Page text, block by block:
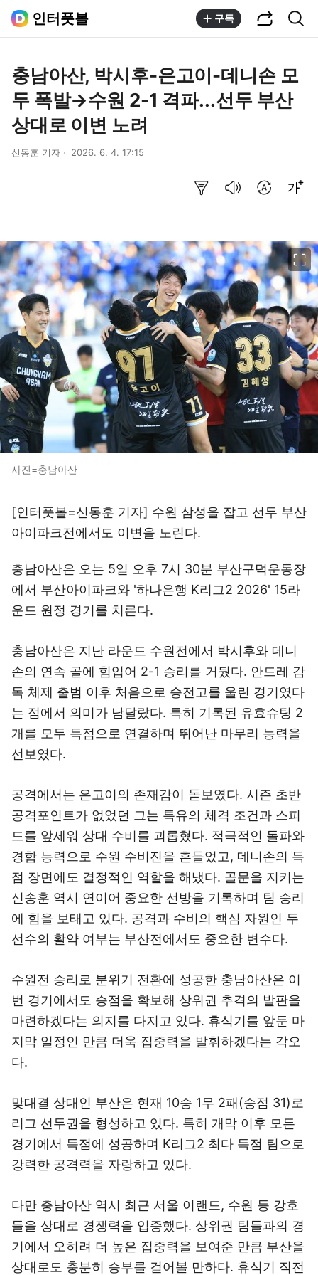
인터풋볼 구독
충남아산, 박시후-은고이-데니손 모
두 폭발→수원 2-1 격파...선두 부산
상대로 이변 노려
신동훈 기자 2026. 6. 4. 17:15
사진=충남아산
[인터풋볼=신동훈 기자] 수원 삼성을 잡고 선두 부산
아이파크전에서도 이변을 노린다.
충남아산은 오는 5일 오후 7시 30분 부산구덕운동장
에서 부산아이파크와 '하나은행 K리그2 2026' 15라
운드 원정 경기를 치른다.
충남아산은 지난 라운드 수원전에서 박시후와 데니
손의 연속 골에 힘입어 2-1 승리를 거뒀다. 안드레 감
독 체제 출범 이후 처음으로 승전고를 울린 경기였다
는 점에서 의미가 남달랐다. 특히 기록된 유효슈팅 2
개를 모두 득점으로 연결하며 뛰어난 마무리 능력을
선보였다.
공격에서는 은고이의 존재감이 돋보였다. 시즌 초반
공격포인트가 없었던 그는 특유의 체격 조건과 스피
드를 앞세워 상대 수비를 괴롭혔다. 적극적인 돌파와
경합 능력으로 수원 수비진을 흔들었고, 데니손의 득
점 장면에도 결정적인 역할을 해냈다. 골문을 지키는
신송훈 역시 연이어 중요한 선방을 기록하며 팀 승리
에 힘을 보태고 있다. 공격과 수비의 핵심 자원인 두
선수의 활약 여부는 부산전에서도 중요한 변수다.
수원전 승리로 분위기 전환에 성공한 충남아산은 이
번 경기에서도 승점을 확보해 상위권 추격의 발판을
마련하겠다는 의지를 다지고 있다. 휴식기를 앞둔 마
지막 일정인 만큼 더욱 집중력을 발휘하겠다는 각오
다.
맞대결 상대인 부산은 현재 10승 1무 2패(승점 31)로
리그 선두권을 형성하고 있다. 특히 개막 이후 모든
경기에서 득점에 성공하며 K리그2 최다 득점 팀으로
강력한 공격력을 자랑하고 있다.
다만 충남아산 역시 최근 서울 이랜드, 수원 등 강호
들을 상대로 경쟁력을 입증했다. 상위권 팀들과의 경
기에서 오히려 더 높은 집중력을 보여준 만큼 부산을
상대로도 충분히 승부를 걸어볼 만하다. 휴식기 직전